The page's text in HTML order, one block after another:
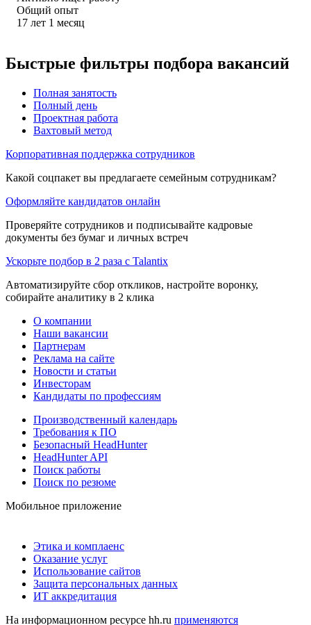
Общий опыт
17 лет 1 месяц
Быстрые фильтры подбора вакансий
Полная занятость
Полный день
Проектная работа
Вахтовый метод
Корпоративная поддержка сотрудников
Какой соцпакет вы предлагаете семейным сотрудникам?
Оформляйте кандидатов онлайн
Проверяйте сотрудников и подписывайте кадровые
документы без бумаг и личных встреч
Ускорьте подбор в 2 раза с Talantix
Автоматизируйте сбор откликов, настройте воронку,
собирайте аналитику в 2 клика
О компании
Наши вакансии
Партнерам
Реклама на сайте
Новости и статьи
Инвесторам
Кандидаты по профессиям
Производственный календарь
Требования к ПО
Безопасный HeadHunter
HeadHunter API
Поиск работы
Поиск по резюме
Мобильное приложение
Этика и комплаенс
Оказание услуг
Использование сайтов
Защита персональных данных
ИТ аккредитация
На информационном ресурсе hh.ru применяются